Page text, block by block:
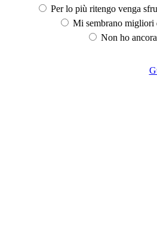
Per lo più ritengo venga
Mi sembrano migliori
Non ho